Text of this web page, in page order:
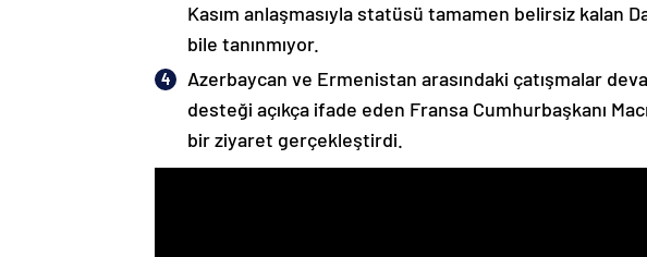
Kasım anlaşmasıyla statüsü tamamen belirsiz kalan
bile tanınmıyor.
Azerbaycan ve Ermenistan arasındaki çatışmalar
desteği açıkça ifade eden Fransa Cumhurbaşkanı
bir ziyaret gerçekleştirdi.